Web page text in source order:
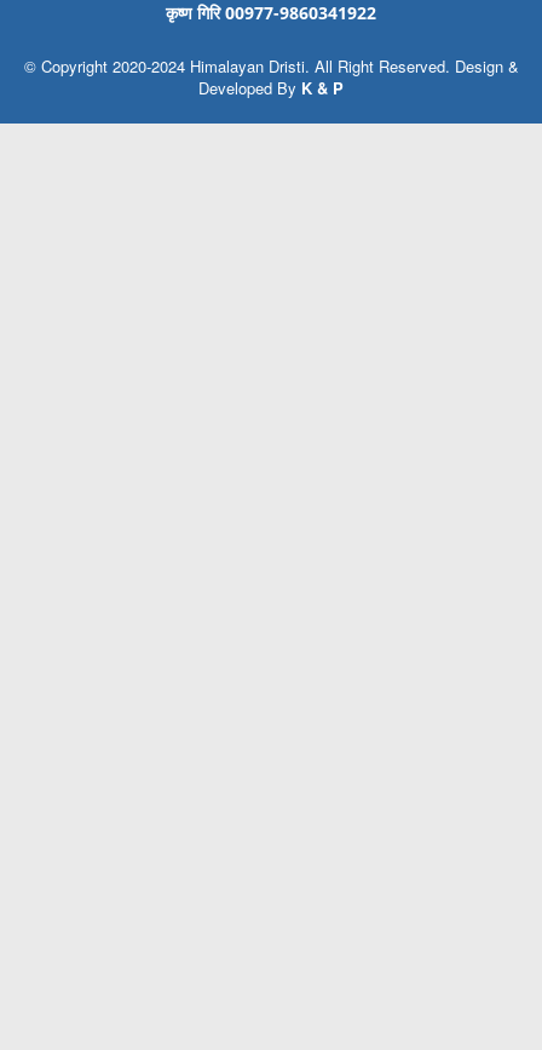
कृष्ण गिरि 00977-9860341922
© Copyright 2020-2024 Himalayan Dristi. All Right Reserved. Design &
Developed By K & P